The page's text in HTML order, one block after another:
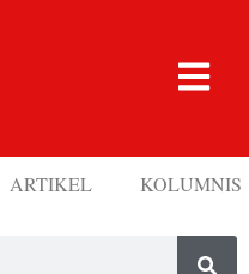
ARTIKEL KOLUMNIS